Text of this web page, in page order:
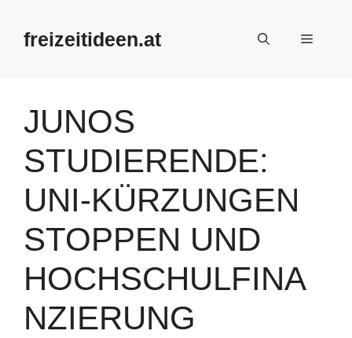
Inhalt
springenfreizeitideen.at Menü
JUNOS
STUDIERENDE:
UNI-KÜRZUNGEN
STOPPEN UND
HOCHSCHULFINA
NZIERUNG